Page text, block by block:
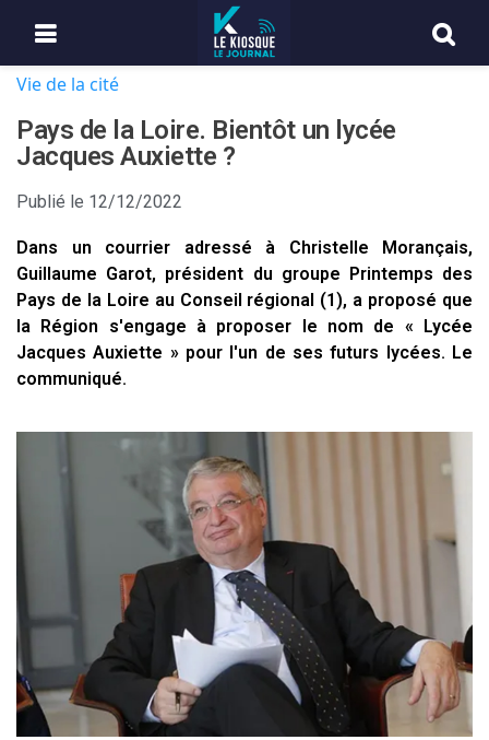
Vie de la cité
Pays de la Loire. Bientôt un lycée
Jacques Auxiette ?
Publié le 12/12/2022
Dans un courrier adressé à Christelle Morançais,
Guillaume Garot, président du groupe Printemps des
Pays de la Loire au Conseil régional (1), a proposé que
la Région s'engage à proposer le nom de « Lycée
Jacques Auxiette » pour l'un de ses futurs lycées. Le
communiqué.